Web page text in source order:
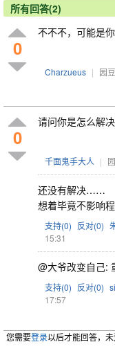
所有回答(2)
0
不不不，可能是
Charzueus | 园
0
请问你是怎么解
千面鬼手大人 |
还没有解决……
想着毕竟不影响
支持(0) 反对(0)
15:31
@大爷改变自己:
支持(0) 反对(0)
17:57
您需要登录以后才能回答，